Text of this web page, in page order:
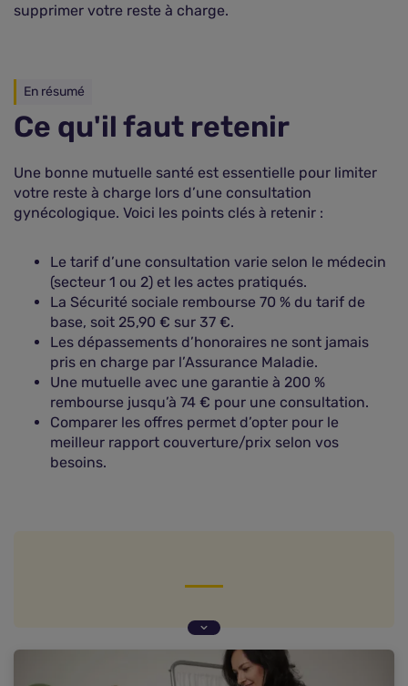
supprimer votre reste à charge.
En résumé
Ce qu'il faut retenir
Une bonne mutuelle santé est essentielle pour limiter
votre reste à charge lors d’une consultation
gynécologique. Voici les points clés à retenir :
Le tarif d’une consultation varie selon le médecin
(secteur 1 ou 2) et les actes pratiqués.
La Sécurité sociale rembourse 70 % du tarif de
base, soit 25,90 € sur 37 €.
Les dépassements d’honoraires ne sont jamais
pris en charge par l’Assurance Maladie.
Une mutuelle avec une garantie à 200 %
rembourse jusqu’à 74 € pour une consultation.
Comparer les offres permet d’opter pour le
meilleur rapport couverture/prix selon vos
besoins.
Quand consulter un médecin gynécologue ?
Quels sont les actes gynécologiques ?